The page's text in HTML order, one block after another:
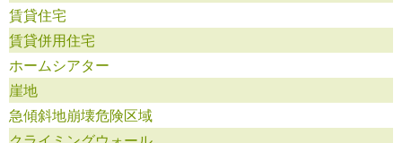
賃貸住宅
賃貸併用住宅
ホームシアター
崖地
急傾斜地崩壊危険区域